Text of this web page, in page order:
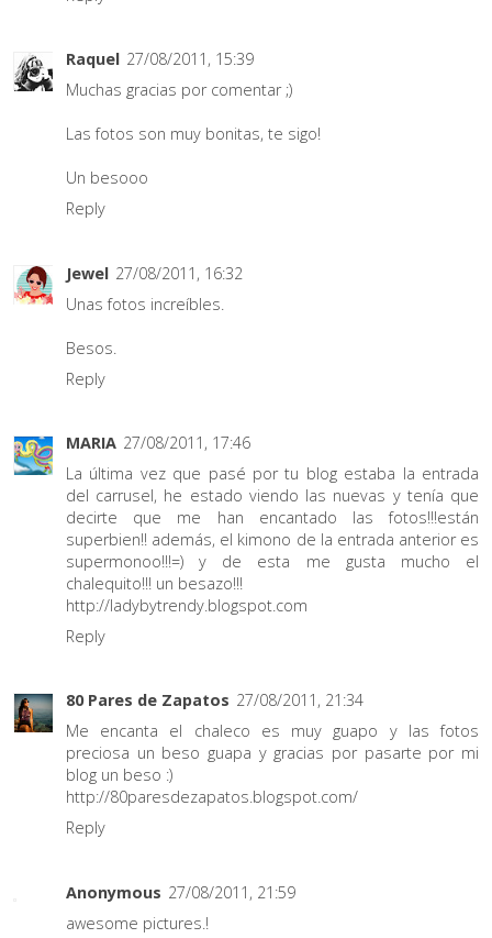
Raquel 27/08/2011, 15:39
Muchas gracias por comentar ;)
Las fotos son muy bonitas, te sigo!
Un besooo
Reply
Jewel 27/08/2011, 16:32
Unas fotos increíbles.
Besos.
Reply
MARIA 27/08/2011, 17:46
La última vez que pasé por tu blog estaba la entrada
del carrusel, he estado viendo las nuevas y tenía que
decirte que me han encantado las fotos!!!están
superbien!! además, el kimono de la entrada anterior es
supermonoo!!!=) y de esta me gusta mucho el
chalequito!!! un besazo!!!
http://ladybytrendy.blogspot.com
Reply
80 Pares de Zapatos 27/08/2011, 21:34
Me encanta el chaleco es muy guapo y las fotos
preciosa un beso guapa y gracias por pasarte por mi
blog un beso :)
http://80paresdezapatos.blogspot.com/
Reply
Anonymous 27/08/2011, 21:59
awesome pictures.!